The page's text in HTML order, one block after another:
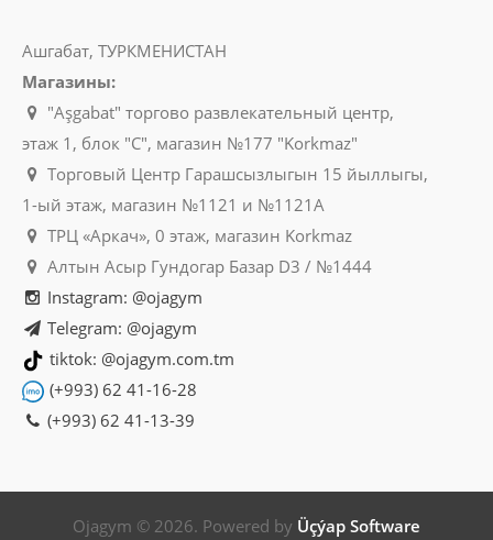
Ашгабат, ТУРКМЕНИСТАН
Магазины:
"Aşgabat" торгово развлекательный центр,
этаж 1, блок "C", магазин №177 "Korkmaz"
Торговый Центр Гарашсызлыгын 15 йыллыгы,
1-ый этаж, магазин №1121 и №1121A
ТРЦ «Аркач», 0 этаж, магазин Korkmaz
Алтын Асыр Гундогар Базар D3 / №1444
Instagram: @ojagym
Telegram: @ojagym
tiktok: @ojagym.com.tm
(+993) 62 41-16-28
(+993) 62 41-13-39
Ojagym © 2026. Powered by Üçýap Software